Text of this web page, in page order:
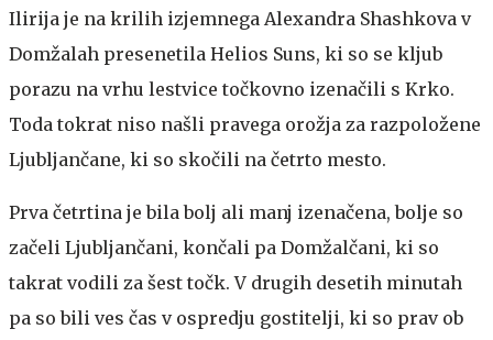
Ilirija je na krilih izjemnega Alexandra Shashkova v
Domžalah presenetila Helios Suns, ki so se kljub
porazu na vrhu lestvice točkovno izenačili s Krko.
Toda tokrat niso našli pravega orožja za razpoložene
Ljubljančane, ki so skočili na četrto mesto.
Prva četrtina je bila bolj ali manj izenačena, bolje so
začeli Ljubljančani, končali pa Domžalčani, ki so
takrat vodili za šest točk. V drugih desetih minutah
pa so bili ves čas v ospredju gostitelji, ki so prav ob